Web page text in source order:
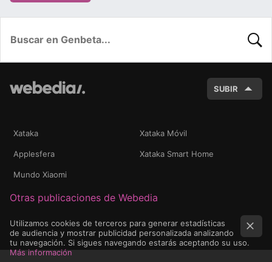
SUBIR
Xataka Xataka Móvil
Applesfera Xataka Smart Home
Mundo Xiaomi
Otras publicaciones de Webedia
Utilizamos cookies de terceros para generar estadísticas
de audiencia y mostrar publicidad personalizada analizando
tu navegación. Si sigues navegando estarás aceptando su uso.
Más información